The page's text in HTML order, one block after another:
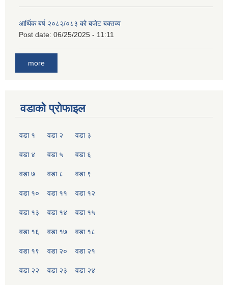
आर्थिक बर्ष २०८२/०८३ को बजेट बक्तव्य
Post date: 06/25/2025 - 11:11
more
वडाको प्रोफाइल
वडा १ वडा २ वडा ३
वडा ४ वडा ५ वडा ६
वडा ७ वडा ८ वडा ९
वडा १० वडा ११ वडा १२
वडा १३ वडा १४ वडा १५
वडा १६ वडा १७ वडा १८
वडा १९ वडा २० वडा २१
वडा २२ वडा २३ वडा २४